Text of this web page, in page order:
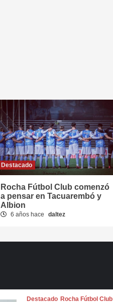
Destacado
Rocha Fútbol Club comenzó
a pensar en Tacuarembó y
Albion
6 años hace daltez
Destacado Rocha Fútbol Club